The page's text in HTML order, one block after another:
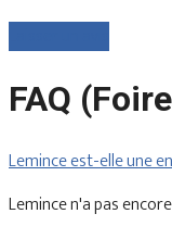
FAQ
Lemince est-elle une
Lemince n'a pas